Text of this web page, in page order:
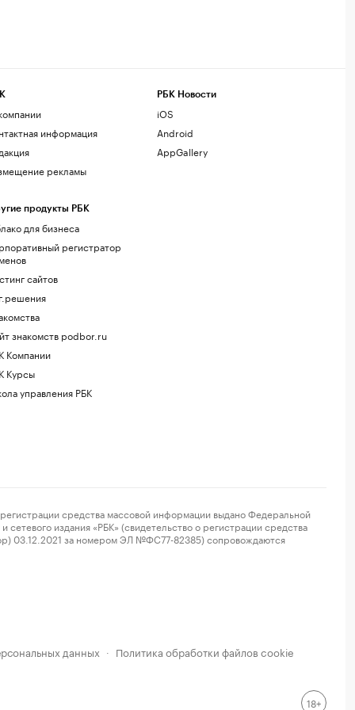
информация
рекламы
продукты РБК
для бизнеса
регистратор
сайтов
знакомств podbor.ru
Компании
Курсы
управления РБК
РБК Новости
iOS
Android
AppGallery
средства массовой информации выдано Федеральной
издания «РБК» (свидетельство о регистрации средства
03.12.2021 за номером ЭЛ №ФС77-82385) сопровождаются
данных · Политика обработки файлов cookie
18+